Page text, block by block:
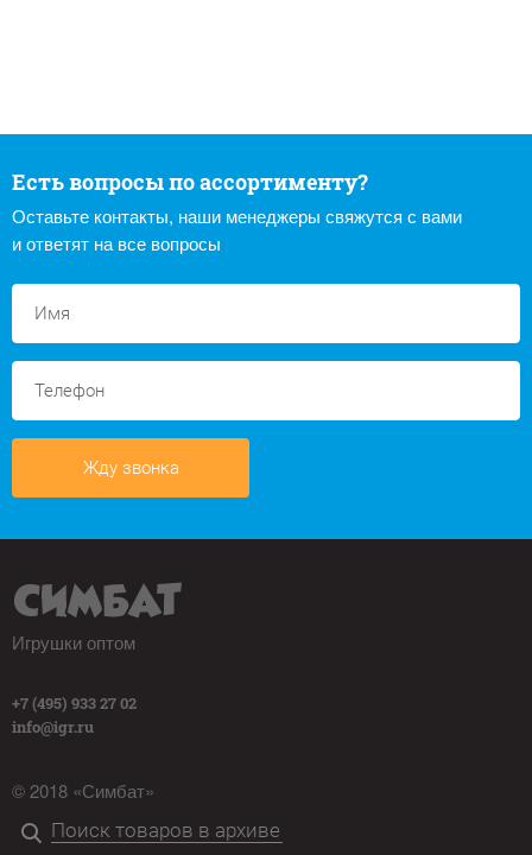
Есть вопросы по ассортименту?
Оставьте контакты, наши менеджеры свяжутся с вами
и ответят на все вопросы
Жду звонка
Игрушки оптом
+7 (495) 933 27 02
info@igr.ru
© 2018 «Симбат»